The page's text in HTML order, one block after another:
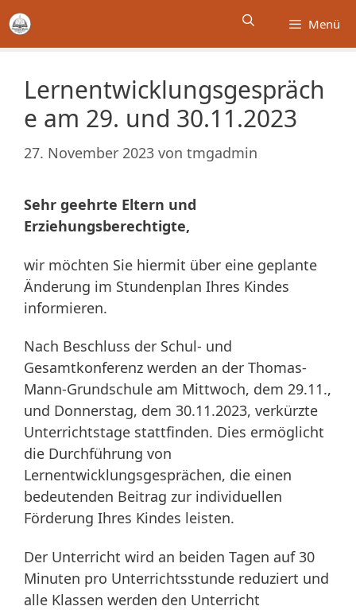
Zum
Inhalt
springen
Menü
Lernentwicklungsgespräch
e am 29. und 30.11.2023
27. November 2023 von tmgadmin
Sehr geehrte Eltern und
Erziehungsberechtigte,
wir möchten Sie hiermit über eine geplante
Änderung im Stundenplan Ihres Kindes
informieren.
Nach Beschluss der Schul- und
Gesamtkonferenz werden an der Thomas-
Mann-Grundschule am Mittwoch, dem 29.11.,
und Donnerstag, dem 30.11.2023, verkürzte
Unterrichtstage stattfinden. Dies ermöglicht
die Durchführung von
Lernentwicklungsgesprächen, die einen
bedeutenden Beitrag zur individuellen
Förderung Ihres Kindes leisten.
Der Unterricht wird an beiden Tagen auf 30
Minuten pro Unterrichtsstunde reduziert und
alle Klassen werden den Unterricht